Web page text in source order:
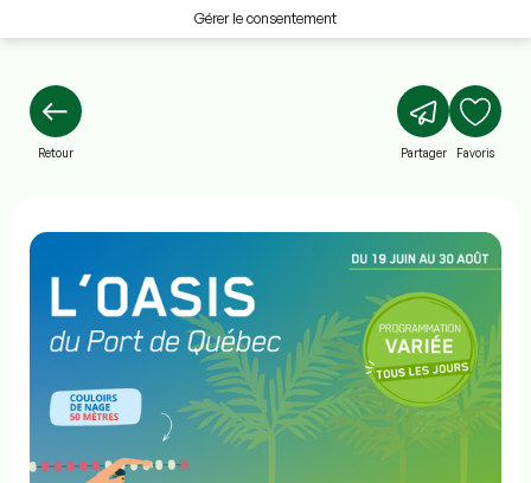
Gérer le consentement
Retour Partager Favoris